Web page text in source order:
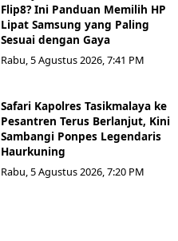
Flip8? Ini Panduan Memilih HP
Lipat Samsung yang Paling
Sesuai dengan Gaya
Rabu, 5 Agustus 2026, 7:41 PM
Safari Kapolres Tasikmalaya ke
Pesantren Terus Berlanjut, Kini
Sambangi Ponpes Legendaris
Haurkuning
Rabu, 5 Agustus 2026, 7:20 PM